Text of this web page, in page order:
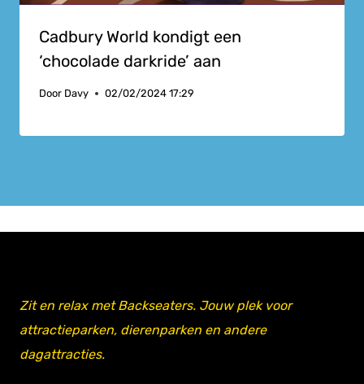
Cadbury World kondigt een
‘chocolade darkride’ aan
Door Davy 02/02/2024 17:29
Zit en relax met Backseaters. Jouw plek voor
attractieparken, dierenparken en andere
dagattracties.